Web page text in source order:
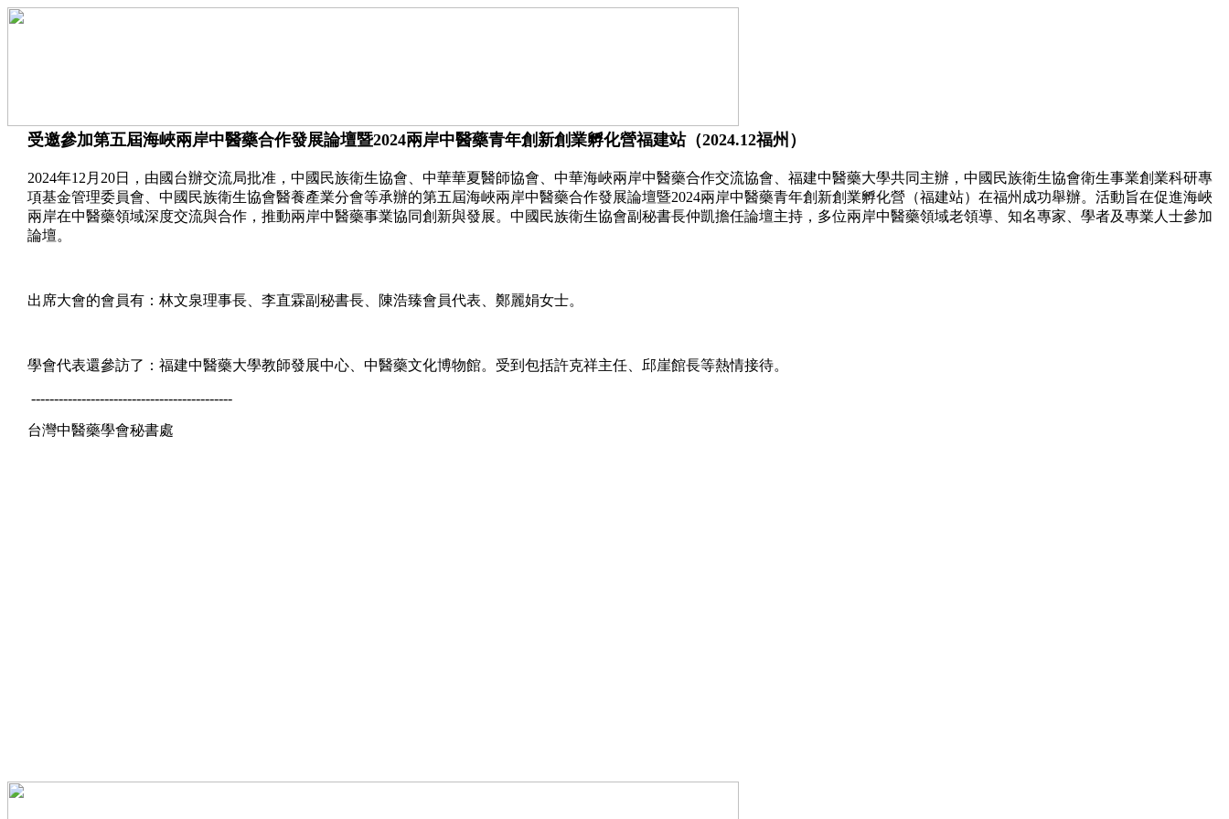
受邀參加第五屆海峽兩岸中醫藥合作發展論壇暨2024兩岸中醫藥青年創新創業孵化營福建站（2024.12福州）
2024年12月20日，由國台辦交流局批准，中國民族衛生協會、中華華夏醫師協會、中華海峽兩岸中醫藥合作交流協會、福建中醫藥大學共同主辦，中國民族衛生協會衛生事業創業科研專
項基金管理委員會、中國民族衛生協會醫養產業分會等承辦的第五屆海峽兩岸中醫藥合作發展論壇暨2024兩岸中醫藥青年創新創業孵化營（福建站）在福州成功舉辦。活動旨在促進海峽
兩岸在中醫藥領域深度交流與合作，推動兩岸中醫藥事業協同創新與發展。中國民族衛生協會副秘書長仲凱擔任論壇主持，多位兩岸中醫藥領域老領導、知名專家、學者及專業人士參加
論壇。
出席大會的會員有：林文泉理事長、李直霖副秘書長、陳浩臻會員代表、鄭麗娟女士。
學會代表還參訪了：福建中醫藥大學教師發展中心、中醫藥文化博物館。受到包括許克祥主任、邱崖館長等熱情接待。
--------------------------------------------
台灣中醫藥學會秘書處